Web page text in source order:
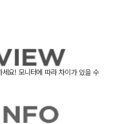
요! 모니터에 따라 차이가 있을 수